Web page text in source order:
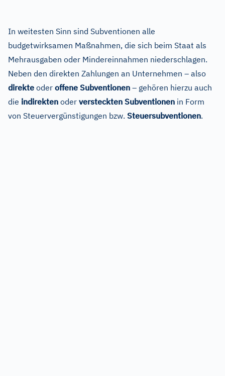
In weitesten Sinn sind Subventionen alle
budgetwirksamen Maßnahmen, die sich beim Staat als
Mehrausgaben oder Mindereinnahmen niederschlagen.
Neben den direkten Zahlungen an Unternehmen – also
direkte oder offene Subventionen – gehören hierzu auch
die indirekten oder versteckten Subventionen in Form
von Steuervergünstigungen bzw. Steuersubventionen.